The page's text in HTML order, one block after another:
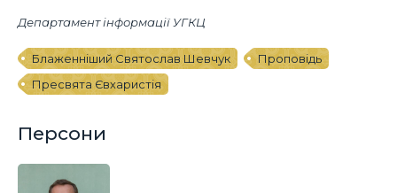
Департамент інформації УГКЦ
Блаженніший Святослав Шевчук
Проповідь
Пресвята Євхаристія
Персони